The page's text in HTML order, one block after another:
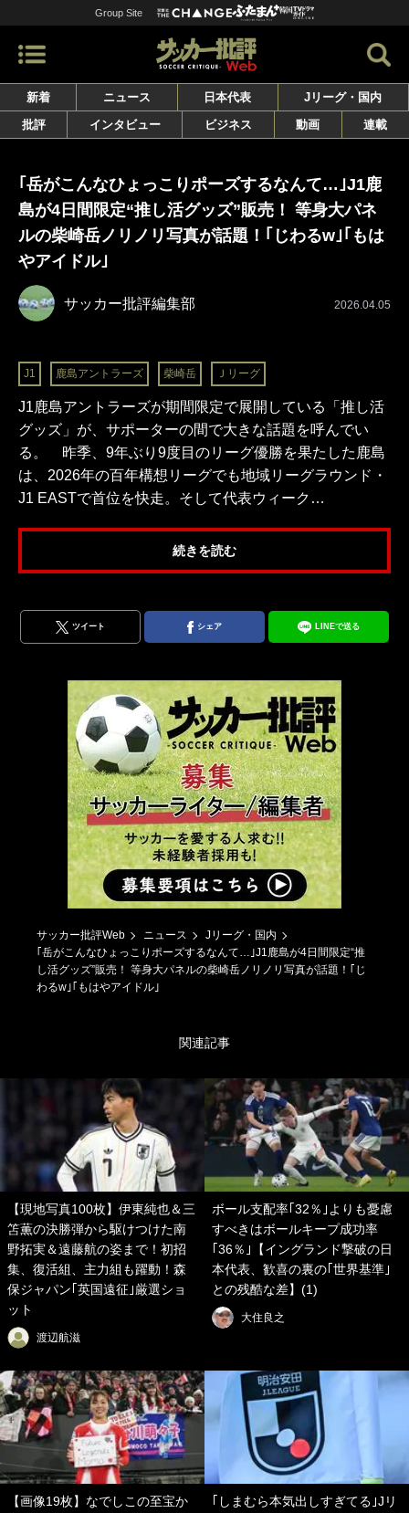
Group Site
新着 ニュース 日本代表
Jリーグ・国内
批評
インタビュー ビジネス 動画 連載
｢岳がこんなひょっこりポーズするなんて…｣J1鹿
島が4日間限定“推し活グッズ”販売！ 等身大パネ
ルの柴崎岳ノリノリ写真が話題！｢じわるw｣｢もは
やアイドル｣
サッカー批評編集部 2026.04.05
J1 鹿島アントラーズ 柴崎岳 Ｊリーグ
J1鹿島アントラーズが期間限定で展開している「推し活
グッズ」が、サポーターの間で大きな話題を呼んでい
る。 昨季、9年ぶり9度目のリーグ優勝を果たした鹿島
は、2026年の百年構想リーグでも地域リーグラウンド・
J1 EASTで首位を快走。そして代表ウィーク…
続きを読む
ツイート シェア LINEで送る
サッカー批評Web ニュース
Jリーグ・国内
｢岳がこんなひょっこりポーズするなんて…｣J1鹿島が4日間限定“推
し活グッズ”販売！ 等身大パネルの柴崎岳ノリノリ写真が話題！｢じ
わるw｣｢もはやアイドル｣
関連記事
【現地写真100枚】伊東純也＆三
笘薫の決勝弾から駆けつけた南
野拓実＆遠藤航の姿まで！初招
集、復活組、主力組も躍動！森
保ジャパン｢英国遠征｣厳選ショ
ット
渡辺航滋
ボール支配率｢32％｣よりも憂慮
すべきはボールキープ成功率
｢36％｣【イングランド撃破の日
本代表、歓喜の裏の｢世界基準｣
との残酷な差】(1)
大住良之
【画像19枚】なでしこの至宝か
｢しまむら本気出しすぎてる｣Jリ